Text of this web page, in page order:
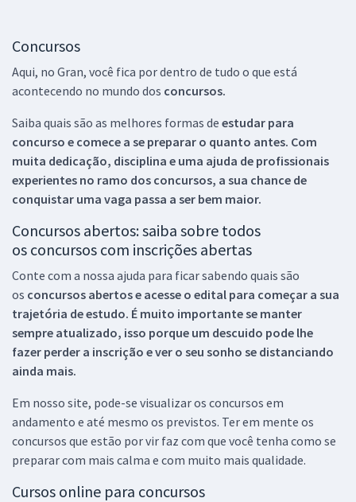
Concursos
Aqui, no Gran, você fica por dentro de tudo o que está
acontecendo no mundo dos concursos.
Saiba quais são as melhores formas de estudar para
concurso e comece a se preparar o quanto antes. Com
muita dedicação, disciplina e uma ajuda de profissionais
experientes no ramo dos concursos, a sua chance de
conquistar uma vaga passa a ser bem maior.
Concursos abertos: saiba sobre todos
os concursos com inscrições abertas
Conte com a nossa ajuda para ficar sabendo quais são
os concursos abertos e acesse o edital para começar a sua
trajetória de estudo. É muito importante se manter
sempre atualizado, isso porque um descuido pode lhe
fazer perder a inscrição e ver o seu sonho se distanciando
ainda mais.
Em nosso site, pode-se visualizar os concursos em
andamento e até mesmo os previstos. Ter em mente os
concursos que estão por vir faz com que você tenha como se
preparar com mais calma e com muito mais qualidade.
Cursos online para concursos